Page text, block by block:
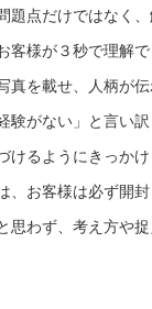
点だけではなく、
様が３秒で理解で
を載せ、人柄が伝
験がない」と言い
るようにきっか
、お客様は必ず開
わず、考え方や捉